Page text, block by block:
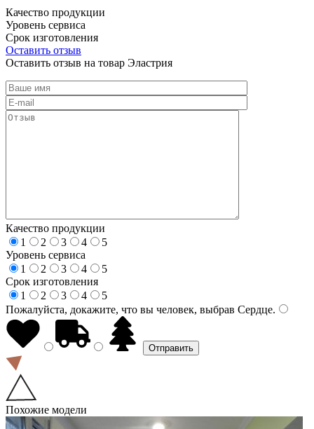
Качество продукции
Уровень сервиса
Срок изготовления
Оставить отзыв
Оставить отзыв на товар Эластрия
Качество продукции
1
2 3 4
5
Уровень сервиса
1
2 3 4
5
Срок изготовления
1
2 3 4
5
Пожалуйста, докажите, что вы человек, выбрав Сердце.
Похожие модели